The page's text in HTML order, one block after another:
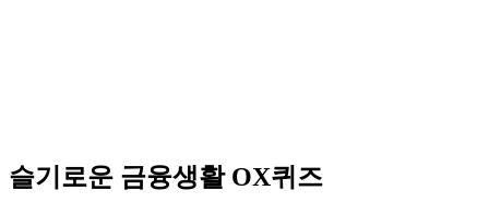
슬기로운 금융생활 OX퀴즈